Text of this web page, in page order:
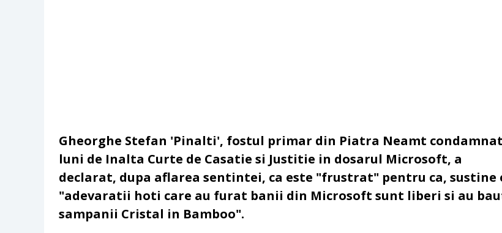
Gheorghe Stefan 'Pinalti', fostul primar din Piatra Neamt condamnat
luni de Inalta Curte de Casatie si Justitie in dosarul Microsoft, a
declarat, dupa aflarea sentintei, ca este "frustrat" pentru ca, sustine
"adevaratii hoti care au furat banii din Microsoft sunt liberi si au
sampanii Cristal in Bamboo".